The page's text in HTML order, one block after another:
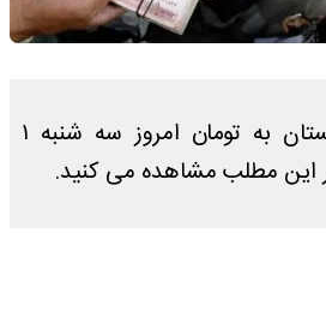
قیمت افغانی افغانستان به تومان امروز سه شنبه ۱